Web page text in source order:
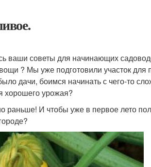
ваши советы для начинающих
? Мы уже подготовили участок для
дачи, боимся начинать с чего-то
хорошего урожая?
раньше! И чтобы уже в первое лето